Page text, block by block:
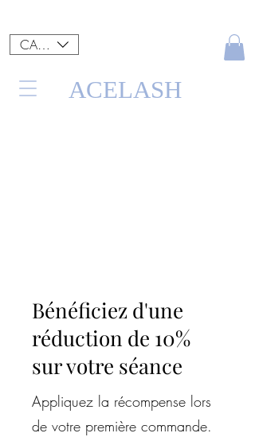
CAD (C$)
ACELASH
Bénéficiez d'une
réduction de 10%
sur votre séance
Appliquez la récompense lors
de votre première commande.